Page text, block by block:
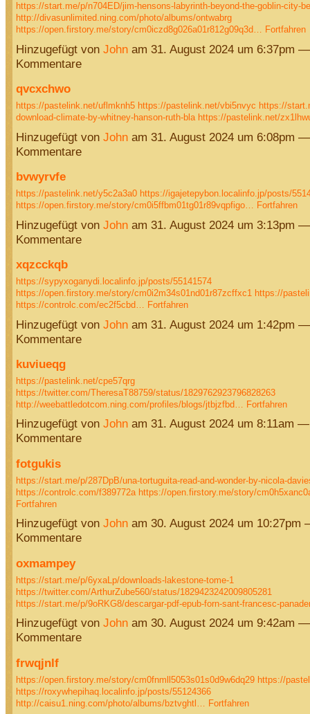
https://start.me/p/n704ED/jim-hensons-labyrinth-beyond-the-goblin-city-
http://divasunlimited.ning.com/photo/albums/ontwabrg
https://open.firstory.me/story/cm0iczd8g026a01r812g09q3d… Fortfahren
Hinzugefügt von Johnam 31. August 2024 um 6:37pm
Kommentare
qvcxchwo
https://pastelink.net/uflmknh5 https://pastelink.net/vbi5nvyc https://
download-climate-by-whitney-hanson-ruth-bla https://pastelink.net/
Hinzugefügt von Johnam 31. August 2024 um 6:08pm
Kommentare
bvwyrvfe
https://pastelink.net/y5c2a3a0 https://igajetepybon.localinfo.jp/posts/
https://open.firstory.me/story/cm0i5ffbm01tg01r89vqpfigo… Fortfahren
Hinzugefügt von Johnam 31. August 2024 um 3:13pm
Kommentare
xqzcckqb
https://sypyxoganydi.localinfo.jp/posts/55141574
https://open.firstory.me/story/cm0i2m34s01nd01r87zcffxc1 https://
https://controlc.com/ec2f5cbd… Fortfahren
Hinzugefügt von Johnam 31. August 2024 um 1:42pm
Kommentare
kuviueqg
https://pastelink.net/cpe57qrg
https://twitter.com/TheresaT88759/status/1829762923796828263
http://weebattledotcom.ning.com/profiles/blogs/jtbjzfbd… Fortfahren
Hinzugefügt von Johnam 31. August 2024 um 8:11am
Kommentare
fotgukis
https://start.me/p/287DpB/una-tortuguita-read-and-wonder-by-nicola-
https://controlc.com/f389772a https://open.firstory.me/story/
Fortfahren
Hinzugefügt von Johnam 30. August 2024 um 10:27pm
Kommentare
oxmampey
https://start.me/p/6yxaLp/downloads-lakestone-tome-1
https://twitter.com/ArthurZube560/status/1829423242009805281
https://start.me/p/9oRKG8/descargar-pdf-epub-forn-sant-francesc-
Hinzugefügt von Johnam 30. August 2024 um 9:42am
Kommentare
frwqjnlf
https://open.firstory.me/story/cm0fnmll5053s01s0d9w6dq29 https://
https://roxywhepihaq.localinfo.jp/posts/55124366
http://caisu1.ning.com/photo/albums/bztvghtl… Fortfahren